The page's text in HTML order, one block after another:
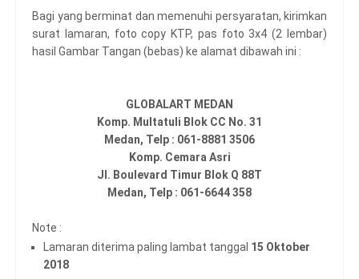
Bagi yang berminat dan memenuhi persyaratan, kirimkan
surat lamaran, foto copy KTP, pas foto 3x4 (2 lembar)
hasil Gambar Tangan (bebas) ke alamat dibawah ini :
GLOBALART MEDAN
Komp. Multatuli Blok CC No. 31
Medan, Telp : 061-8881 3506
Komp. Cemara Asri
Jl. Boulevard Timur Blok Q 88T
Medan, Telp : 061-6644 358
Note :
Lamaran diterima paling lambat tanggal 15 Oktober
2018